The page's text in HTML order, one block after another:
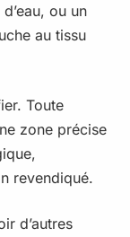
ou un
au tissu
Toute
zone précise
revendiqué.
d’autres